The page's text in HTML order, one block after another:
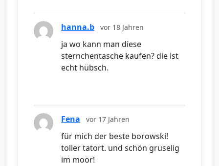
hanna.b vor 18 Jahren
ja wo kann man diese
sternchentasche kaufen? die ist
echt hübsch.
Fena vor 17 Jahren
für mich der beste borowski!
toller tatort. und schön gruselig
im moor!